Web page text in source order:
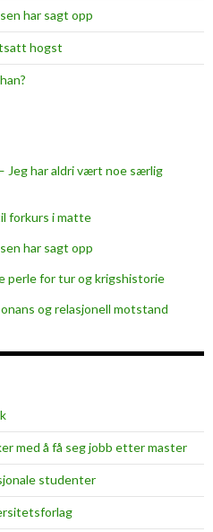
e
t
o
r
i
n
g
har sagt opp
hogst
Jeg har aldri vært noe særlig
forkurs i matte
har sagt opp
perle for tur og krigshistorie
og relasjonell motstand
med å få seg jobb etter master
studenter